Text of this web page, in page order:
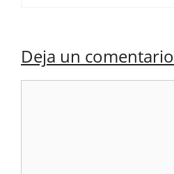
Deja un comentario